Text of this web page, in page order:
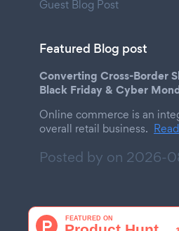
Guest Blog Post
Featured Blog post
Converting Cross-Border
Black Friday & Cyber
Online commerce is an
overall retail business.
Posted by on 2026-